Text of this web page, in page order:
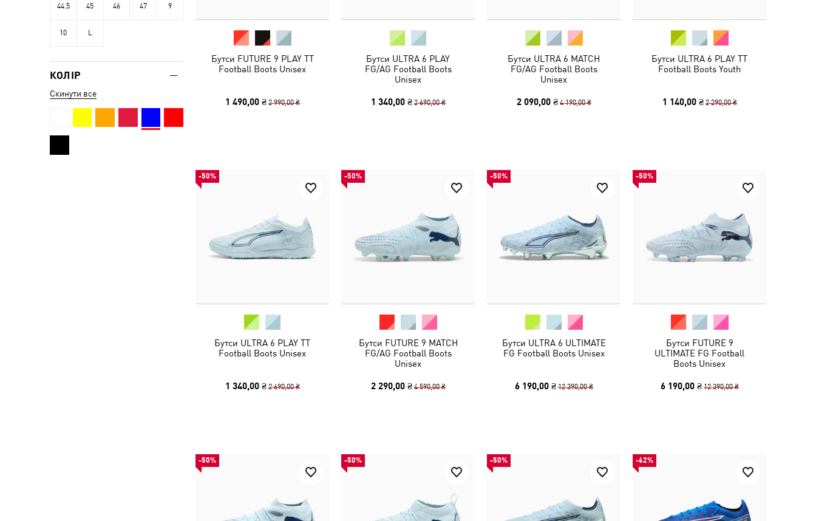
Бутси FUTURE 9 PLAY TT
Football Boots Unisex
1 490,00 ₴ 2 990,00 ₴
Бутси ULTRA 6 PLAY
FG/AG Football Boots
Unisex
1 340,00 ₴ 2 690,00 ₴
Бутси ULTRA 6 MATCH
FG/AG Football Boots
Unisex
2 090,00 ₴ 4 190,00 ₴
Бутси ULTRA 6 PLAY TT
Football Boots Youth
1 140,00 ₴ 2 290,00 ₴
-50%
Бутси ULTRA 6 PLAY TT
Football Boots Unisex
1 340,00 ₴ 2 690,00 ₴
-50%
Бутси FUTURE 9 MATCH
FG/AG Football Boots
Unisex
2 290,00 ₴ 4 590,00 ₴
-50%
Бутси ULTRA 6 ULTIMATE
FG Football Boots Unisex
6 190,00 ₴ 12 390,00 ₴
-50%
Бутси FUTURE 9
ULTIMATE FG Football
Boots Unisex
6 190,00 ₴ 12 390,00 ₴
-50% -50% -50% -62%
44.5 45 46 47 9
10 L
КОЛІР
Скинути все